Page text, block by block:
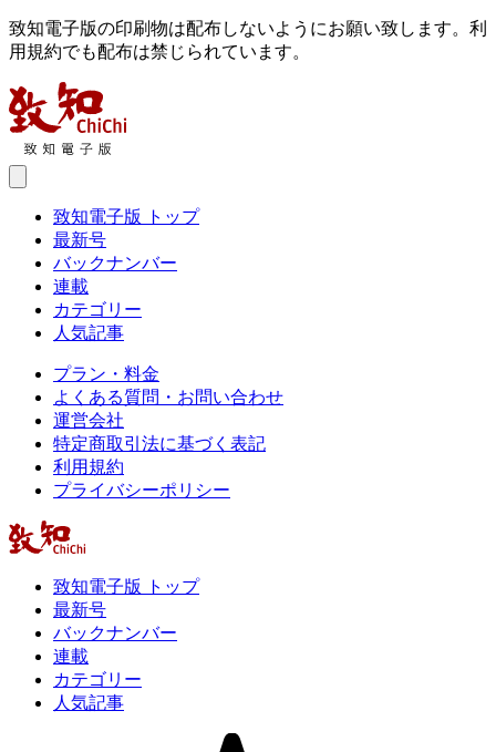
致知電子版の印刷物は配布しないようにお願い致します。利
用規約でも配布は禁じられています。
致知電子版 トップ
最新号
バックナンバー
連載
カテゴリー
人気記事
プラン・料金
よくある質問・お問い合わせ
運営会社
特定商取引法に基づく表記
利用規約
プライバシーポリシー
致知電子版 トップ
最新号
バックナンバー
連載
カテゴリー
人気記事